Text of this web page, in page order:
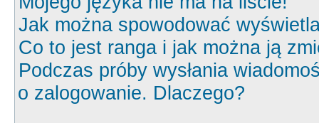
Jak można spowodować
Co to jest ranga i jak można ją
Podczas próby wysłania
o zalogowanie. Dlaczego?